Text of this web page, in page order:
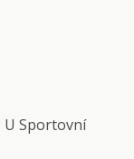
U Sportovní